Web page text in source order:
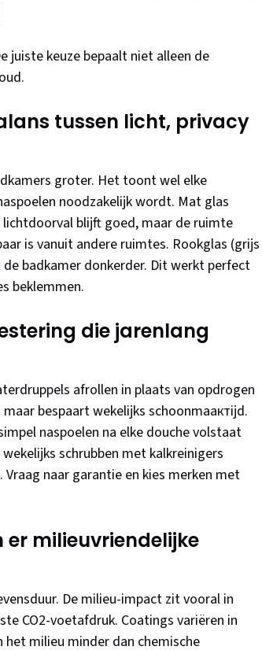
juiste keuze bepaalt niet alleen de
tussen licht, privacy
groter. Het toont wel elke
noodzakelijk wordt. Mat glas
lichtdoorval blijft goed, maar de ruimte
is vanuit andere ruimtes. Rookglas (grijs
badkamer donkerder. Dit werkt perfect
beklemmen.
die jarenlang
afrollen in plaats van opdrogen
bespaart wekelijks schoonmaaктijd.
naspoelen na elke douche volstaat
schrubben met kalkreinigers
naar garantie en kies merken met
milieuvriendelijke
De milieu-impact zit vooral in
CO2-voetafdruk. Coatings variëren in
milieu minder dan chemische